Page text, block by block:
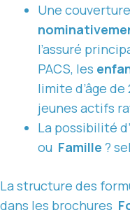
Une
l’assuré
PACS, les
limite d’âge
jeunes actifs
La possibilité
ou Famille ?
La structure des
dans les brochures